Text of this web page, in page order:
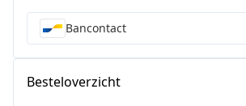
Bancontact
Besteloverzicht